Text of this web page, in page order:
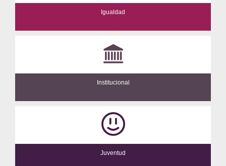
Igualdad
Institucional
Juventud